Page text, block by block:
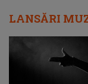
LANSĂRI